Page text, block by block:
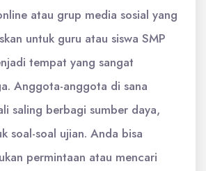
atau grup media sosial yang
untuk guru atau siswa SMP
tempat yang sangat
Anggota-anggota di sana
saling berbagi sumber daya,
soal-soal ujian. Anda bisa
permintaan atau mencari